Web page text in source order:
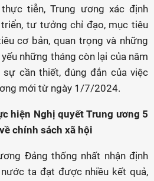
tiễn, Trung ương xác định
tư tưởng chỉ đạo, mục tiêu
cơ bản, quan trọng và những
những tháng còn lại của năm
cần thiết, đúng đắn của việc
mới từ ngày 1/7/2024.
hiện Nghị quyết Trung ương 5
chính sách xã hội
Đảng thống nhất nhận định
ta đạt được nhiều kết quả,